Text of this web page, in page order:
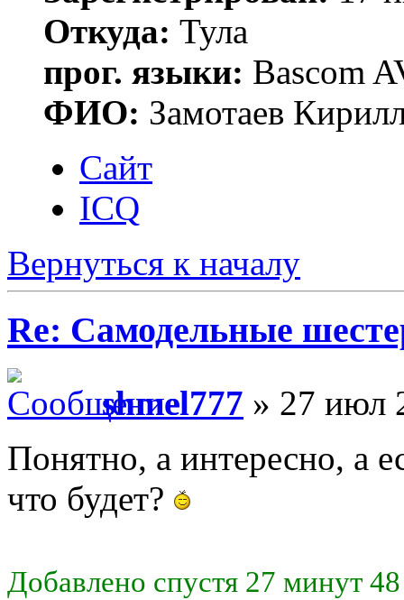
Откуда: Тула
прог. языки: Bascom
ФИО: Замотаев
Сайт
ICQ
Вернуться к началу
Re: Самодельные
shmel777 » 27 июл
Понятно, а интересно, а
что будет?
Добавлено спустя 27 минут